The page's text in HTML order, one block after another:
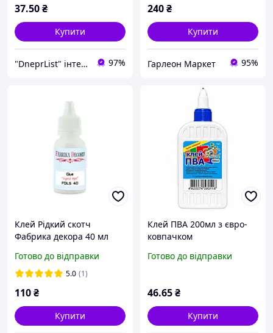
37.50₴
Купити
"DneprList" інтернет магазин 97%
240₴
Купити
Гарлеон Маркет 95%
Клей Рідкий скотч
Фабрика декора 40 мл
Готово до відправки
5.0 (1)
110₴
Купити
Клей ПВА 200мл з євро-
ковпачком
Готово до відправки
46.65₴
Купити